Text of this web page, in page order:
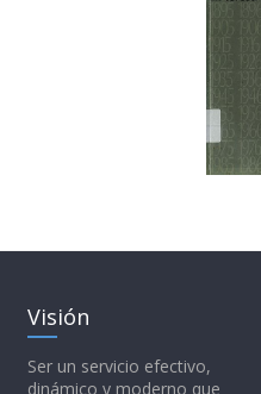
Visión
Ser un servicio efectivo,
dinámico y moderno que